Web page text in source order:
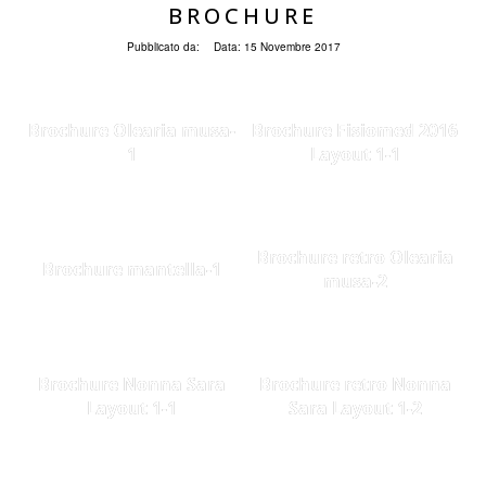
BROCHURE
Pubblicato da: Data: 15 Novembre 2017
Brochure Olearia musa-
1
Brochure Fisiomed 2016
Layout 1-1
Brochure mantella-1
Brochure retro Olearia
musa-2
Brochure Nonna Sara
Layout 1-1
Brochure retro Nonna
Sara Layout 1-2